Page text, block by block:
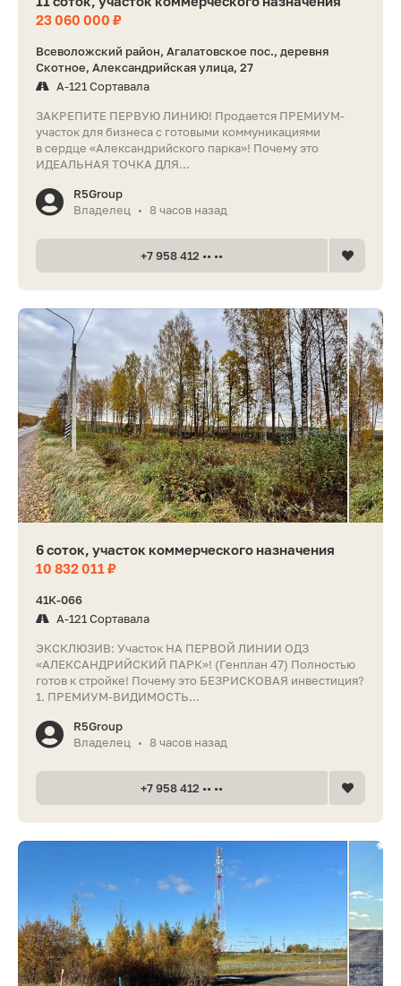
23 060 000 ₽
Всеволожский район, Агалатовское пос., деревня
Скотное, Александрийская улица, 27
А-121 Сортавала
ЗАКРЕПИТЕ ПЕРВУЮ ЛИНИЮ! Продается ПРЕМИУМ-
участок для бизнеса с готовыми коммуникациями
в сердце «Александрийского парка»! Почему это
ИДЕАЛЬНАЯ ТОЧКА ДЛЯ...
R5Group
Владелец
• 8 часов назад
+7 958 412 •• ••
6 соток, участок коммерческого назначения
10 832 011 ₽
41К-066
А-121 Сортавала
ЭКСКЛЮЗИВ: Участок НА ПЕРВОЙ ЛИНИИ ОДЗ
«АЛЕКСАНДРИЙСКИЙ ПАРК»! (Генплан 47) Полностью
готов к стройке! Почему это БЕЗРИСКОВАЯ инвестиция?
1. ПРЕМИУМ-ВИДИМОСТЬ...
R5Group
Владелец • 8 часов назад
+7 958 412 •• ••